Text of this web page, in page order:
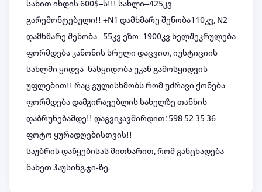
სახით იხდის 600$–ს!!! სახლი–425კვ
გარემონტებული!! +N1 დამხმარე შენობა110კვ, N2
დამხმარე შენობა– 55კვ ეზო–1900კვ ხელშეკრულება
ფორმდება კანონის სრული დაცვით, იუსტიციის
სახლში ყიდვა–ნასყიდობა უკან გამოსყიდვის
უფლებით!! რაც გულისხმობს რომ უძრავი ქონება
ფორმდება დამგირავებლის სახელზე თანხის
დაბრუნებამდე!! დაგვიკავშირდით: 598 52 35 36
ფოტო ყურადღებისთვის!!
საუბრის დაწყებისას მითხარით, რომ განცხადება
ნახეთ ჰაუსინგ.ჯი-ზე.